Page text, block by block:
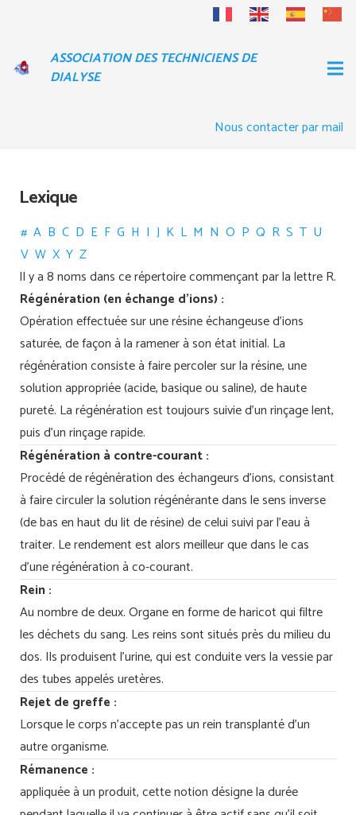
ASSOCIATION DES TECHNICIENS DE
DIALYSE
Nous contacter par mail
Lexique
# A B C D E F G H I J K L M N O P Q R S T U
V W X Y Z
Il y a 8 noms dans ce répertoire commençant par la lettre R.
Régénération (en échange d'ions) :
Opération effectuée sur une résine échangeuse d'ions
saturée, de façon à la ramener à son état initial. La
régénération consiste à faire percoler sur la résine, une
solution appropriée (acide, basique ou saline), de haute
pureté. La régénération est toujours suivie d'un rinçage lent,
puis d'un rinçage rapide.
Régénération à contre-courant :
Procédé de régénération des échangeurs d'ions, consistant
à faire circuler la solution régénérante dans le sens inverse
(de bas en haut du lit de résine) de celui suivi par l'eau à
traiter. Le rendement est alors meilleur que dans le cas
d'une régénération à co-courant.
Rein :
Au nombre de deux. Organe en forme de haricot qui filtre
les déchets du sang. Les reins sont situés près du milieu du
dos. Ils produisent l’urine, qui est conduite vers la vessie par
des tubes appelés uretères.
Rejet de greffe :
Lorsque le corps n’accepte pas un rein transplanté d’un
autre organisme.
Rémanence :
appliquée à un produit, cette notion désigne la durée